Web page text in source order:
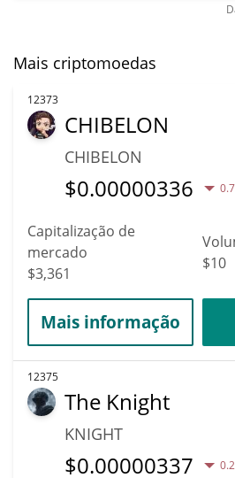
Mais criptomoedas
12373
CHIBELON
CHIBELON
$0.00000336
Capitalização de
mercado
$3,361
$10
Mais informação
12375
The Knight
KNIGHT
$0.00000337